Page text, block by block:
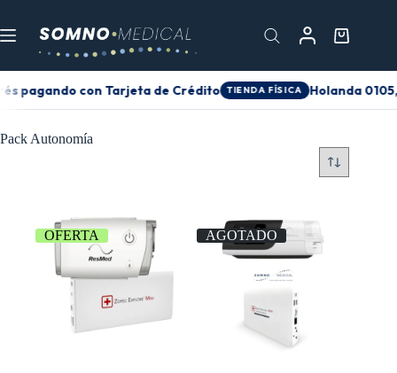
pagando con Tarjeta de Crédito TIENDA FÍSICA Holanda
Pack Autonomía
OFERTA AGOTADO